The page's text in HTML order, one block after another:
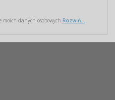
danych osobowych Rozwiń...